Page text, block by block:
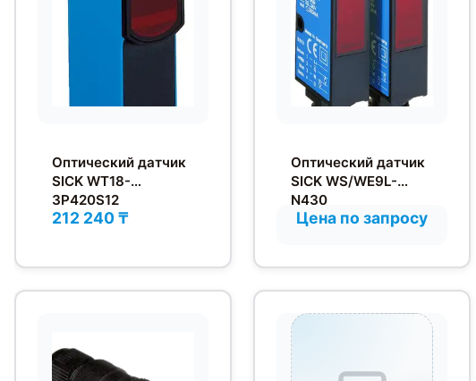
Оптический датчик
SICK WT18-
3P420S12
212 240 ₸
Оптический датчик
SICK WS/WE9L-
N430
Цена по запросу